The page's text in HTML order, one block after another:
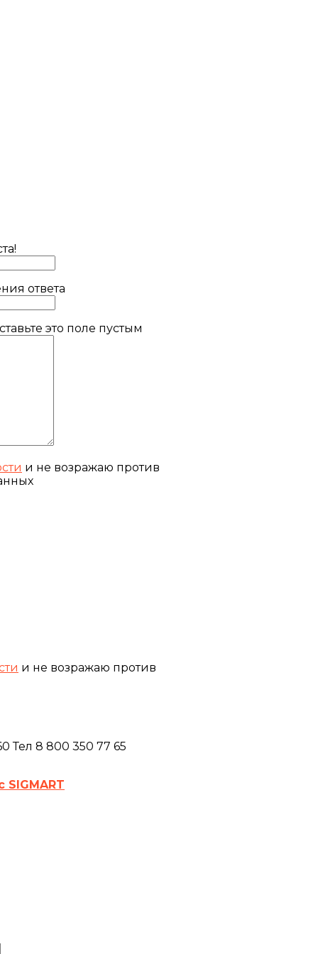
ответа
это поле пустым
и не возражаю против
и не возражаю против
Тел 8 800 350 77 65